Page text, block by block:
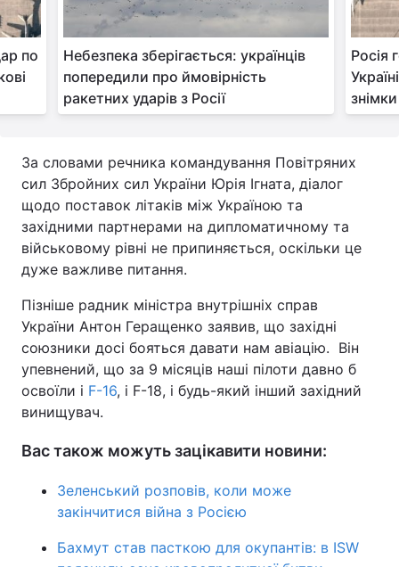
по
Небезпека зберігається: українців
попередили про ймовірність
ракетних ударів з Росії
Росія
За словами речника командування Повітряних
сил Збройних сил України Юрія Ігната, діалог
щодо поставок літаків між Україною та
західними партнерами на дипломатичному та
військовому рівні не припиняється, оскільки це
дуже важливе питання.
Пізніше радник міністра внутрішніх справ
України Антон Геращенко заявив, що західні
союзники досі бояться давати нам авіацію. Він
упевнений, що за 9 місяців наші пілоти давно б
освоїли і F-16, і F-18, і будь-який інший західний
винищувач.
Вас також можуть зацікавити новини:
Зеленський розповів, коли може
закінчитися війна з Росією
Бахмут став пасткою для окупантів: в ISW